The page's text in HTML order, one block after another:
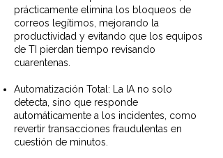
prácticamente elimina los bloqueos de
correos legítimos, mejorando la
productividad y evitando que los equipos
de TI pierdan tiempo revisando
cuarentenas.
Automatización Total: La IA no solo
detecta, sino que responde
automáticamente a los incidentes, como
revertir transacciones fraudulentas en
cuestión de minutos.